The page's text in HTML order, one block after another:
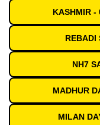
KASHMIR -
REBADI
NH7
MADHUR
MILAN